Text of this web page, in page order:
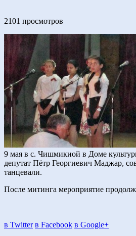
2101 просмотров
9 мая в с. Чишмикиой в Доме
депутат Пётр Георгиевич Маджар,
танцевали.
После митинга мероприятие
в Twitter в Facebook в Google+